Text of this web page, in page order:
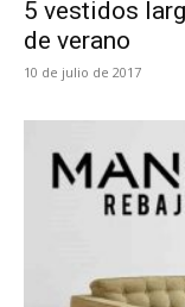
5 vestidos
de verano
10 de julio de 2017